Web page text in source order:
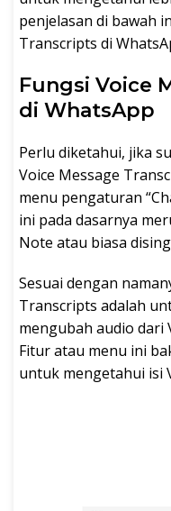
penjelasan di bawah
Transcripts di
Fungsi Voice
di WhatsApp
Perlu diketahui, jika
Voice Message
menu pengaturan
ini pada dasarnya
Note atau biasa
Sesuai dengan
Transcripts adalah
mengubah audio dari
Fitur atau menu ini
untuk mengetahui isi